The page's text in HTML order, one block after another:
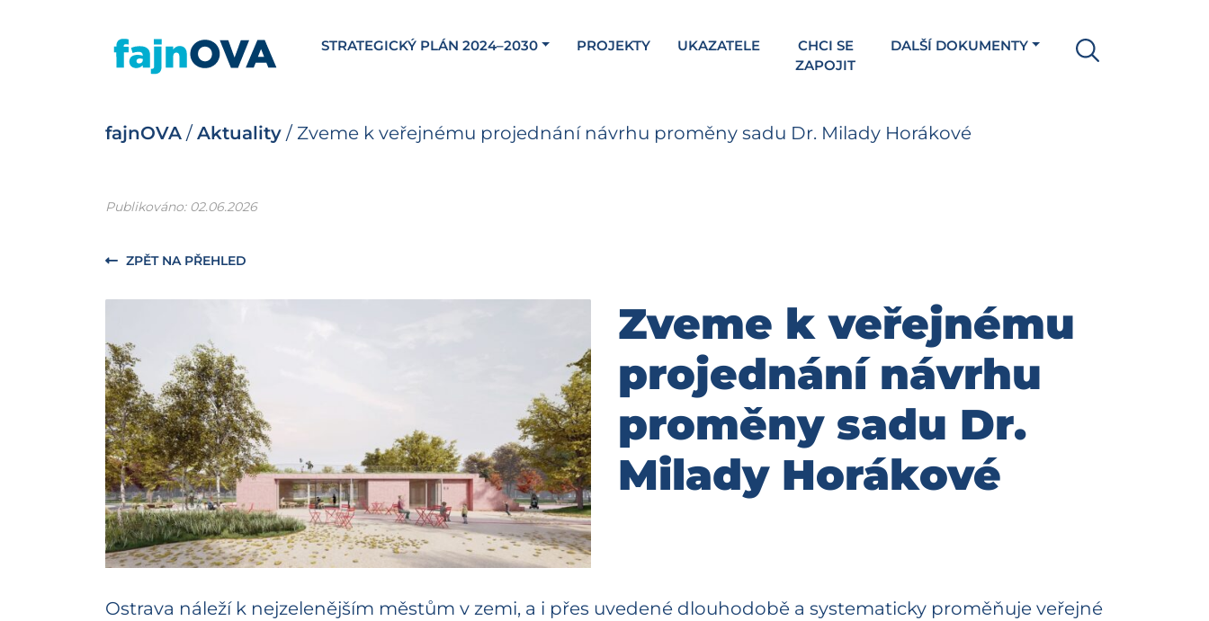
STRATEGICKÝ PLÁN 2024–2030 PROJEKTY UKAZATELE
CHCI SE
ZAPOJIT
DALŠÍ DOKUMENTY
fajnOVA / Aktuality / Zveme k veřejnému projednání návrhu proměny sadu Dr. Milady Horákové
Publikováno: 02.06.2026
ZPĚT NA PŘEHLED
Zveme k veřejnému
projednání návrhu
proměny sadu Dr.
Milady Horákové
Ostrava náleží k nejzelenějším městům v zemi, a i přes uvedené dlouhodobě a systematicky proměňuje veřejné